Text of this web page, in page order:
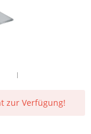
zur Verfügung!